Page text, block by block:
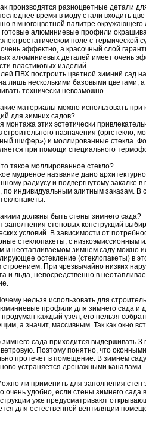
производятся разноцветные детали
время в моду стали входить
в многоцветной палитре
готовые алюминиевые профили
поле с термической
эффектно, а красочный слой
алюминиевых деталей имеет очень
пластиковых изделий.
ПВХ построить цветной зимний сад
лишь несколькими базовыми цветами,
технически невозможно.
материалы можно использовать при
для зимних садов?
монтажа этих эстетически
строительного назначения (оргстекло,
шифер») и моллированные стекла.
при помощи специального
такое моллированное стекло?
мудреное название дано
радиусу и подвергнутому закалке
по индивидуальным элитным заказам. В
должны быть стены зимнего сада?
заполнения стеновых конструкций
условий. В зависимости от
стеклопакеты, с низкоэмиссионным
и неотапливаемом зимнем саду можно
остекление (стеклопакеты) в
При чрезвычайно низких
и льда, непосредственно в
нельзя использовать для
профили для зимнего сада и
продуман каждый узел, его нельзя
а значит, массивным. Так как окно
сада приходится выдерживать 3
Поэтому понятно, что
протечет в помещение. В зимнем
устраняется дренажными каналами.
ли применить для заполнения стен
очень удобно, если стены зимнего сада
уже предусматривают
для естественной вентиляции